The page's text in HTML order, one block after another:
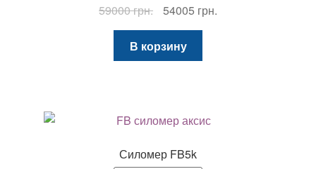
59000грн.
Первоначальная
цена
составляла
59000 грн..
54005 грн.Текущая
В корзину
Силомер FB5k